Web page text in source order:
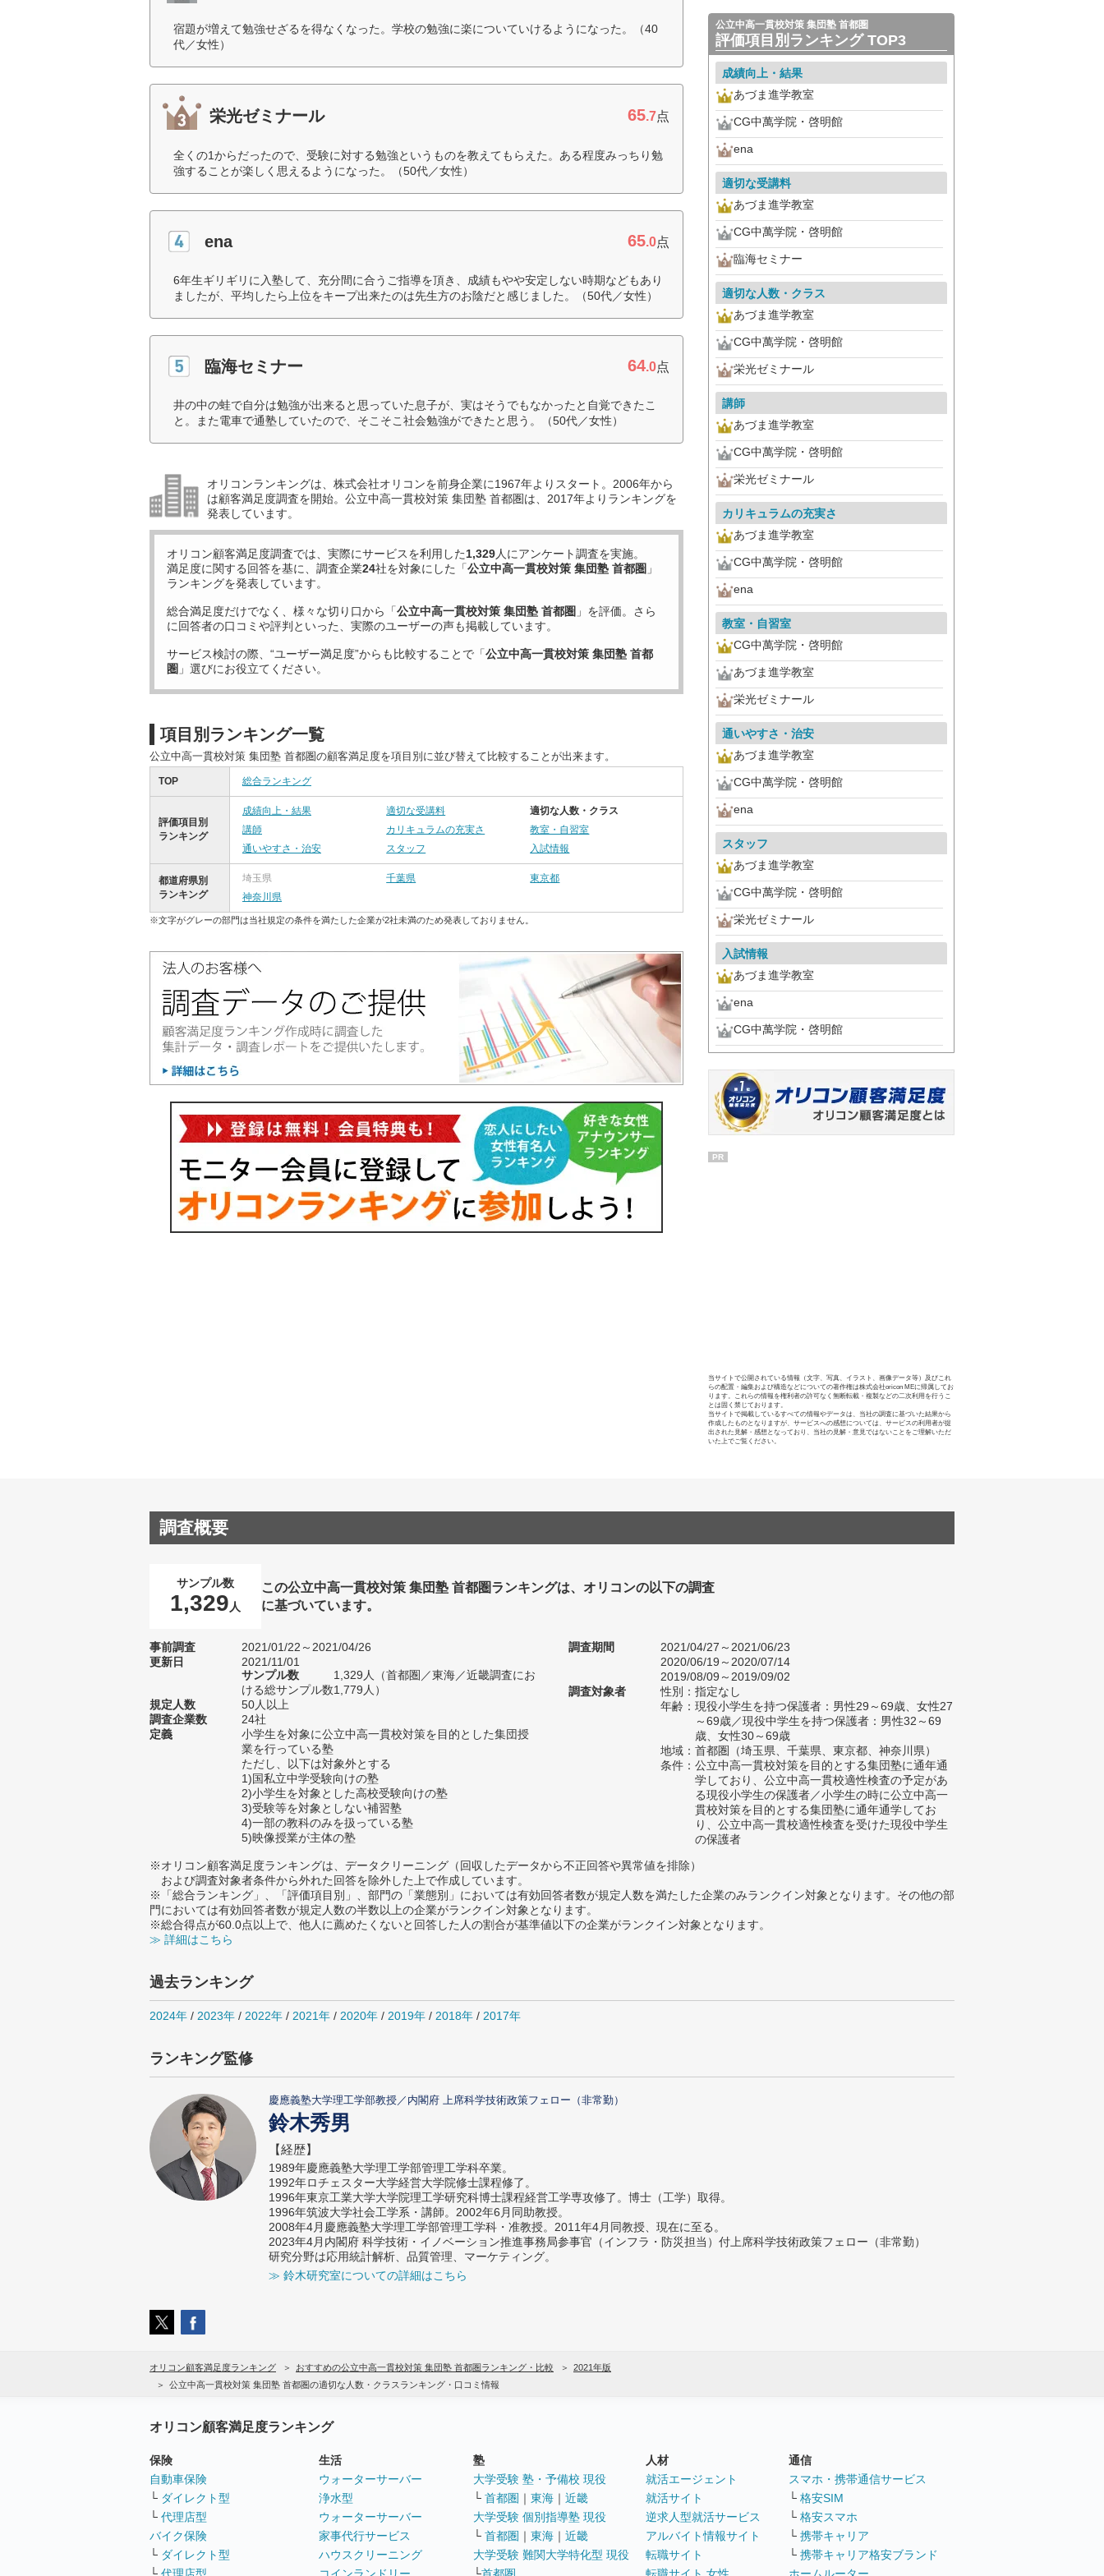
宿題が増えて勉強せざるを得なくなった。学校の勉強に楽についていけるようになった。（40
代／女性）
栄光ゼミナール 65.7点
全くの1からだったので、受験に対する勉強というものを教えてもらえた。ある程度みっちり勉
強することが楽しく思えるようになった。（50代／女性）
ena 65.0点
6年生ギリギリに入塾して、充分間に合うご指導を頂き、成績もやや安定しない時期などもあり
ましたが、平均したら上位をキープ出来たのは先生方のお陰だと感じました。（50代／女性）
臨海セミナー 64.0点
井の中の蛙で自分は勉強が出来ると思っていた息子が、実はそうでもなかったと自覚できたこ
と。また電車で通塾していたので、そこそこ社会勉強ができたと思う。（50代／女性）
オリコンランキングは、株式会社オリコンを前身企業に1967年よりスタート。2006年から
は顧客満足度調査を開始。公立中高一貫校対策 集団塾 首都圏は、2017年よりランキングを
発表しています。
オリコン顧客満足度調査では、実際にサービスを利用した1,329人にアンケート調査を実施。
満足度に関する回答を基に、調査企業24社を対象にした「公立中高一貫校対策 集団塾 首都圏 」
ランキングを発表しています。
総合満足度だけでなく、様々な切り口から「公立中高一貫校対策 集団塾 首都圏 」を評価。さら
に回答者の口コミや評判といった、実際のユーザーの声も掲載しています。
サービス検討の際、“ユーザー満足度”からも比較することで「公立中高一貫校対策 集団塾 首都
圏 」選びにお役立てください。
項目別ランキング一覧
公立中高一貫校対策 集団塾 首都圏の顧客満足度を項目別に並び替えて比較することが出来ます。
TOP 総合ランキング
評価項目別
ランキング
成績向上・結果 適切な受講料
適切な人数・クラス
講師
カリキュラムの充実さ
教室・自習室
通いやすさ・治安
スタッフ 入試情報
都道府県別
ランキング
埼玉県 千葉県
東京都
神奈川県
※文字がグレーの部門は当社規定の条件を満たした企業が2社未満のため発表しておりません。
公立中高一貫校対策 集団塾 首都圏
評価項目別ランキング TOP3
成績向上・結果
あづま進学教室
CG中萬学院・啓明館
ena
適切な受講料
あづま進学教室
CG中萬学院・啓明館
臨海セミナー
適切な人数・クラス
あづま進学教室
CG中萬学院・啓明館
栄光ゼミナール
講師
あづま進学教室
CG中萬学院・啓明館
栄光ゼミナール
カリキュラムの充実さ
あづま進学教室
CG中萬学院・啓明館
ena
教室・自習室
CG中萬学院・啓明館
あづま進学教室
栄光ゼミナール
通いやすさ・治安
あづま進学教室
CG中萬学院・啓明館
ena
スタッフ
あづま進学教室
CG中萬学院・啓明館
栄光ゼミナール
入試情報
あづま進学教室
ena
CG中萬学院・啓明館
PR
当サイトで公開されている情報（文字、写真、イラスト、画像データ等）及びこれ
らの配置・編集および構造などについての著作権は株式会社oricon MEに帰属してお
ります。これらの情報を権利者の許可なく無断転載・複製などの二次利用を行うこ
とは固く禁じております。
当サイトで掲載しているすべての情報やデータは、当社の調査に基づいた結果から
作成したものとなりますが、サービスへの感想については、サービスの利用者が提
出された見解・感想となっており、当社の見解・意見ではないことをご理解いただ
いた上でご覧ください。
調査概要
サンプル数
1,329 人
この公立中高一貫校対策 集団塾 首都圏ランキングは、オリコンの以下の調査
に基づいています。
事前調査
2021/01/22～2021/04/26
更新日
2021/11/01
サンプル数
1,329人（首都圏／東海／近畿調査にお
ける総サンプル数1,779人）
規定人数
50人以上
調査企業数
24社
定義
小学生を対象に公立中高一貫校対策を目的とした集団授
業を行っている塾
ただし、以下は対象外とする
1)国私立中学受験向けの塾
2)小学生を対象とした高校受験向けの塾
3)受験等を対象としない補習塾
4)一部の教科のみを扱っている塾
5)映像授業が主体の塾
調査期間
2021/04/27～2021/06/23
2020/06/19～2020/07/14
2019/08/09～2019/09/02
調査対象者
性別：指定なし
年齢：現役小学生を持つ保護者：男性29～69歳、女性27
～69歳／現役中学生を持つ保護者：男性32～69
歳、女性30～69歳
地域：首都圏（埼玉県、千葉県、東京都、神奈川県）
条件：公立中高一貫校対策を目的とする集団塾に通年通
学しており、公立中高一貫校適性検査の予定があ
る現役小学生の保護者／小学生の時に公立中高一
貫校対策を目的とする集団塾に通年通学してお
り、公立中高一貫校適性検査を受けた現役中学生
の保護者
※オリコン顧客満足度ランキングは、データクリーニング（回収したデータから不正回答や異常値を排除）
および調査対象者条件から外れた回答を除外した上で作成しています。
※「総合ランキング」、「評価項目別」、部門の「業態別」においては有効回答者数が規定人数を満たした企業のみランクイン対象となります。その他の部
門においては有効回答者数が規定人数の半数以上の企業がランクイン対象となります。
※総合得点が60.0点以上で、他人に薦めたくないと回答した人の割合が基準値以下の企業がランクイン対象となります。
≫ 詳細はこちら
過去ランキング
2024年 / 2023年 / 2022年 / 2021年 / 2020年 / 2019年 / 2018年 / 2017年
ランキング監修
慶應義塾大学理工学部教授／内閣府 上席科学技術政策フェロー（非常勤）
鈴木秀男
【経歴】
1989年慶應義塾大学理工学部管理工学科卒業。
1992年ロチェスター大学経営大学院修士課程修了。
1996年東京工業大学大学院理工学研究科博士課程経営工学専攻修了。博士（工学）取得。
1996年筑波大学社会工学系・講師。2002年6月同助教授。
2008年4月慶應義塾大学理工学部管理工学科・准教授。2011年4月同教授、現在に至る。
2023年4月内閣府 科学技術・イノベーション推進事務局参事官（インフラ・防災担当）付上席科学技術政策フェロー（非常勤）
研究分野は応用統計解析、品質管理、マーケティング。
≫ 鈴木研究室についての詳細はこちら
オリコン顧客満足度ランキング おすすめの公立中高一貫校対策 集団塾 首都圏ランキング・比較
2021年版
公立中高一貫校対策 集団塾 首都圏の適切な人数・クラスランキング・口コミ情報
オリコン顧客満足度ランキング
保険
自動車保険
└ ダイレクト型
└ 代理店型
バイク保険
└ ダイレクト型
生活
ウォーターサーバー
浄水型
ウォーターサーバー
家事代行サービス
ハウスクリーニング
塾
大学受験 塾・予備校 現役
└ 首都圏 ｜ 東海 ｜ 近畿
大学受験 個別指導塾 現役
└ 首都圏 ｜ 東海 ｜ 近畿
大学受験 難関大学特化型 現役
人材
就活エージェント
就活サイト
逆求人型就活サービス
アルバイト情報サイト
転職サイト
通信
スマホ・携帯通信サービス
└ 格安SIM
└ 格安スマホ
└ 携帯キャリア
└ 携帯キャリア格安ブランド